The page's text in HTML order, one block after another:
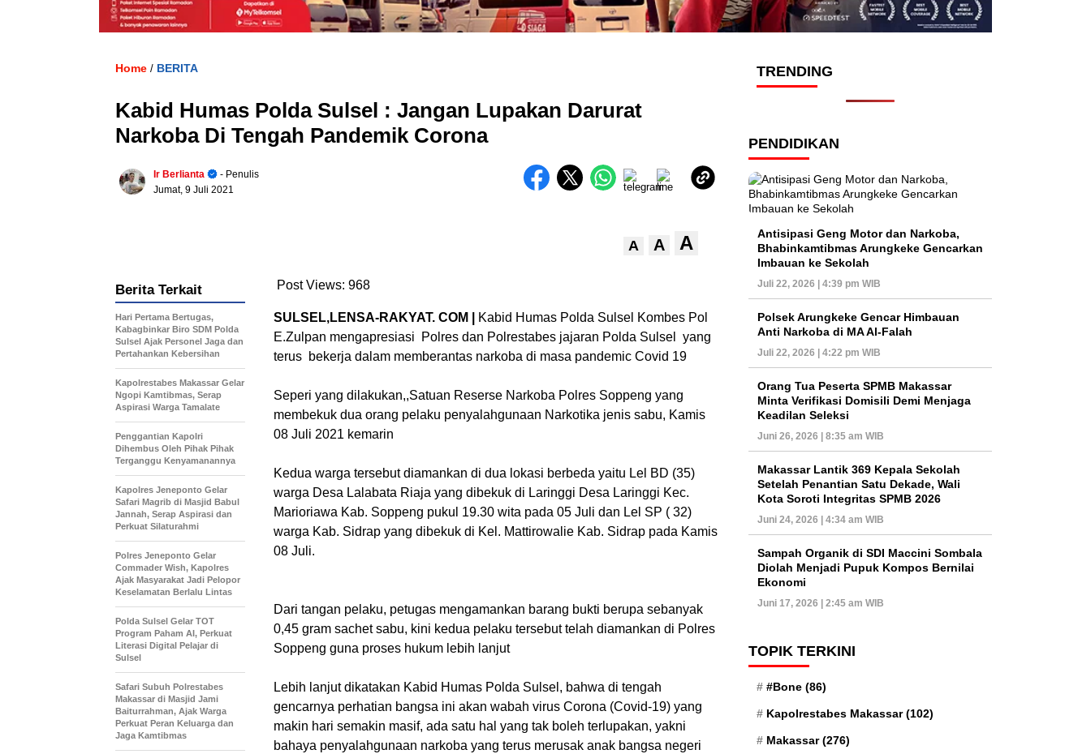
Home / BERITA
Kabid Humas Polda Sulsel : Jangan Lupakan Darurat
Narkoba Di Tengah Pandemik Corona
Ir Berlianta
- Penulis
Jumat, 9 Juli 2021
A A A
Post Views: 968
SULSEL,LENSA-RAKYAT. COM |
Kabid Humas Polda Sulsel Kombes Pol
E.Zulpan mengapresiasi Polres dan Polrestabes jajaran Polda Sulsel yang
terus bekerja dalam memberantas narkoba di masa pandemic Covid 19
Seperi yang dilakukan,,Satuan Reserse Narkoba Polres Soppeng yang
membekuk dua orang pelaku penyalahgunaan Narkotika jenis sabu, Kamis
08 Juli 2021 kemarin
Kedua warga tersebut diamankan di dua lokasi berbeda yaitu Lel BD (35)
warga Desa Lalabata Riaja yang dibekuk di Laringgi Desa Laringgi Kec.
Marioriawa Kab. Soppeng pukul 19.30 wita pada 05 Juli dan Lel SP ( 32)
warga Kab. Sidrap yang dibekuk di Kel. Mattirowalie Kab. Sidrap pada Kamis
08 Juli.
Dari tangan pelaku, petugas mengamankan barang bukti berupa sebanyak
0,45 gram sachet sabu, kini kedua pelaku tersebut telah diamankan di Polres
Soppeng guna proses hukum lebih lanjut
Lebih lanjut dikatakan Kabid Humas Polda Sulsel, bahwa di tengah
gencarnya perhatian bangsa ini akan wabah virus Corona (Covid-19) yang
makin hari semakin masif, ada satu hal yang tak boleh terlupakan, yakni
bahaya penyalahgunaan narkoba yang terus merusak anak bangsa negeri
Berita Terkait
Hari Pertama Bertugas,
Kabagbinkar Biro SDM Polda
Sulsel Ajak Personel Jaga dan
Pertahankan Kebersihan
Kapolrestabes Makassar Gelar
Ngopi Kamtibmas, Serap
Aspirasi Warga Tamalate
Penggantian Kapolri
Dihembus Oleh Pihak Pihak
Terganggu Kenyamanannya
Kapolres Jeneponto Gelar
Safari Magrib di Masjid Babul
Jannah, Serap Aspirasi dan
Perkuat Silaturahmi
Polres Jeneponto Gelar
Commader Wish, Kapolres
Ajak Masyarakat Jadi Pelopor
Keselamatan Berlalu Lintas
Polda Sulsel Gelar TOT
Program Paham AI, Perkuat
Literasi Digital Pelajar di
Sulsel
Safari Subuh Polrestabes
Makassar di Masjid Jami
Baiturrahman, Ajak Warga
Perkuat Peran Keluarga dan
Jaga Kamtibmas
TRENDING
PENDIDIKAN
Antisipasi Geng Motor dan Narkoba,
Bhabinkamtibmas Arungkeke Gencarkan
Imbauan ke Sekolah
Juli 22, 2026 | 4:39 pm WIB
Polsek Arungkeke Gencar Himbauan
Anti Narkoba di MA Al-Falah
Juli 22, 2026 | 4:22 pm WIB
Orang Tua Peserta SPMB Makassar
Minta Verifikasi Domisili Demi Menjaga
Keadilan Seleksi
Juni 26, 2026 | 8:35 am WIB
Makassar Lantik 369 Kepala Sekolah
Setelah Penantian Satu Dekade, Wali
Kota Soroti Integritas SPMB 2026
Juni 24, 2026 | 4:34 am WIB
Sampah Organik di SDI Maccini Sombala
Diolah Menjadi Pupuk Kompos Bernilai
Ekonomi
Juni 17, 2026 | 2:45 am WIB
TOPIK TERKINI
#Bone (86)
Kapolrestabes Makassar(102)
Makassar(276)